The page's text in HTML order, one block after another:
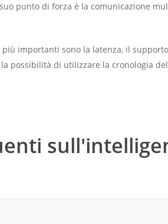
punto di forza è la comunicazione
importanti sono la latenza, il
possibilità di utilizzare la cronologia